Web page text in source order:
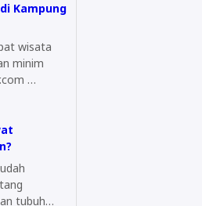
Kampung
wisata
minim
bujet, mungkin rejekingalir.com …
tubuh